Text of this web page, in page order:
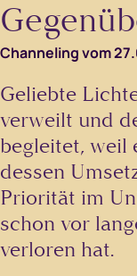
Channeling vom
Geliebte
verweilt und
begleitet, weil
dessen
Priorität im
schon vor
verloren hat.